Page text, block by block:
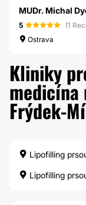
MUDr. Michal
5 (1
Ostrava
Kliniky
Frýdek-
Lipofilling
Lipofilling